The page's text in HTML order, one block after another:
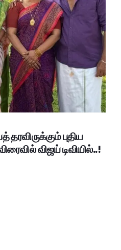
தரவிருக்கும் புதிய
விஜய் டிவியில்..!